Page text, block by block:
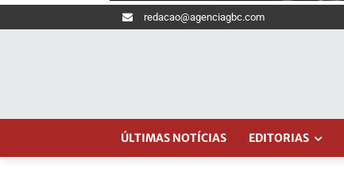
redacao@agenciagbc.com
ÚLTIMAS NOTÍCIAS EDITORIAS